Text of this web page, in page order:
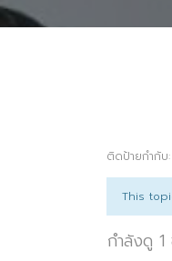
ติดป้ายกำกับ:
This
กำลังดู